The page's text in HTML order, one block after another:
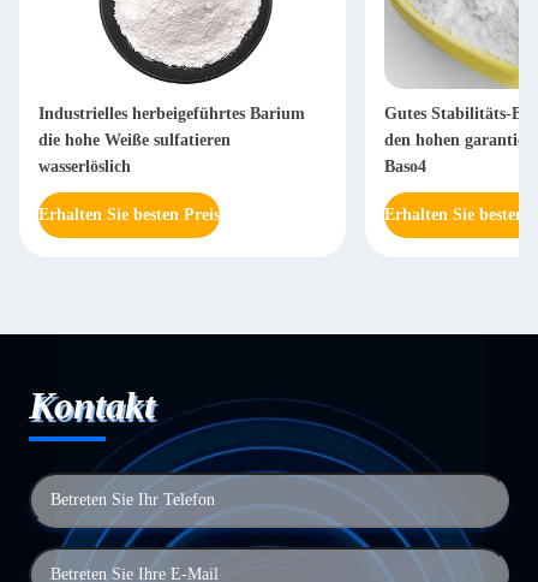
Industrielles herbeigeführtes Barium
die hohe Weiße sulfatieren
wasserlöslich
Erhalten Sie besten Preis
Gutes Stabilitäts-
den hohen
Baso4
Erhalten Sie besten
Kontakt